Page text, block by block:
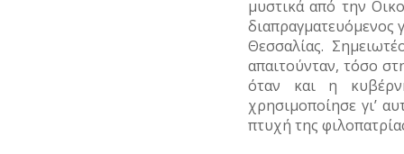
μυστικά από την
διαπραγματευόμενος
Θεσσαλίας.
απαιτούνταν, τόσο
όταν και η
χρησιμοποίησε γι’
πτυχή της